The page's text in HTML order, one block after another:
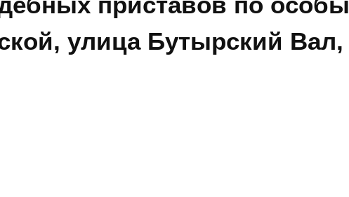
улица Бутырский Вал,